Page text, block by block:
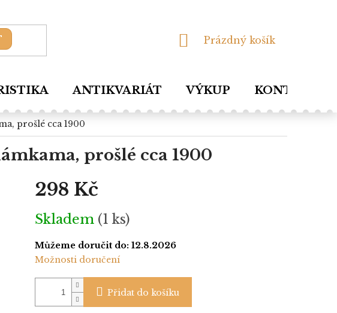
NÁKUPNÍ
Prázdný košík
ANTIKVARIÁT VÝKUP KONTAKTY
prošlé cca 1900
prošlé cca 1900
298 Kč
Měrná
cena:
Skladem (1 ks)
Můžeme doručit do: 12.8.2026
Možnosti doručení
Přidat do košíku